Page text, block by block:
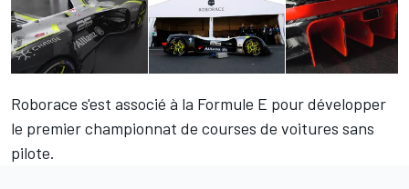
Roborace s'est associé à la Formule E pour développer
le premier championnat de courses de voitures sans
pilote.